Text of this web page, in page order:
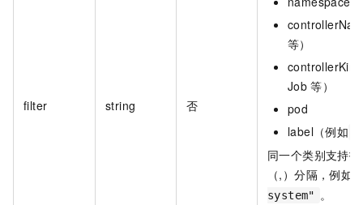
filter string 否
等）
Job 等）
pod
label（例如
同一个类别支持
（,）分隔，例如
system"
。